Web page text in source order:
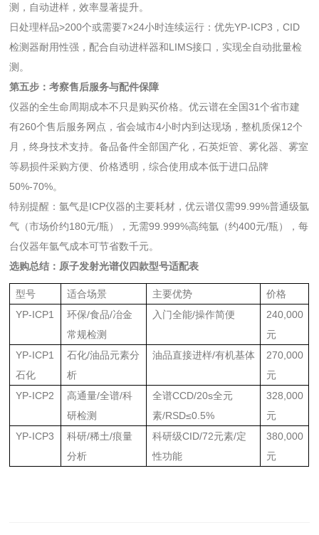
测，自动进样，效率显著提升。
日处理样品>200个或需要7×24小时连续运行：优先YP-ICP3，CID
检测器耐用性强，配合自动进样器和LIMS接口，实现全自动批量检
测。
第五步：考察售后服务与配件保障
仪器的全生命周期成本不只是购买价格。优云谱在全国31个省市建
有260个售后服务网点，省会城市4小时内到达现场，整机质保12个
月，终身技术支持。备品备件全部国产化，石英炬管、雾化器、雾室
等易损件采购方便、价格透明，综合使用成本低于进口品牌
50%-70%。
特别提醒：氩气是ICP仪器的主要耗材，优云谱仅需99.99%普通级氩
气（市场价约180元/瓶），无需99.999%高纯氩（约400元/瓶），每
台仪器年氩气成本可节省数千元。
选购总结： 原子发射光谱仪 四款型号适配表
型号 适合场景 主要优势
价格
YP-ICP1
环保/食品/冶金
常规检测
入门全能/操作简便
240,000
元
YP-ICP1
石化
石化/油品元素分
析
油品直接进样/有机基体
270,000
元
YP-ICP2
高通量/全谱/科
研检测
全谱CCD/20s全元
素/RSD≤0.5%
328,000
元
YP-ICP3
科研/稀土/痕量
分析
科研级CID/72元素/定
性功能
380,000
元